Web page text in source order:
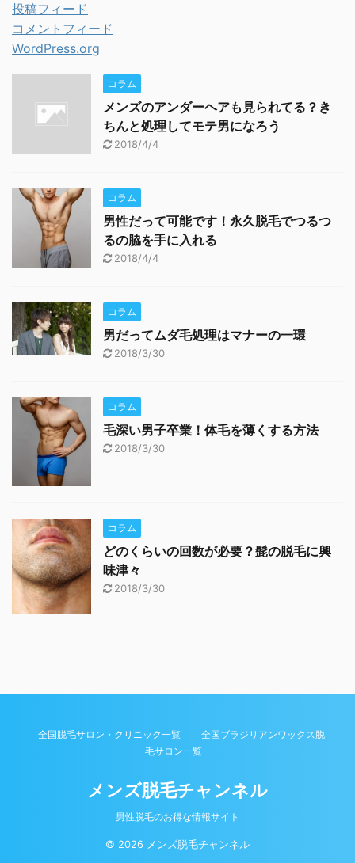
投稿フィード
コメントフィード
WordPress.org
コラム
メンズのアンダーヘアも見られてる？き
ちんと処理してモテ男になろう
2018/4/4
コラム
男性だって可能です！永久脱毛でつるつ
るの脇を手に入れる
2018/4/4
コラム
男だってムダ毛処理はマナーの一環
2018/3/30
コラム
毛深い男子卒業！体毛を薄くする方法
2018/3/30
コラム
どのくらいの回数が必要？髭の脱毛に興
味津々
2018/3/30
全国脱毛サロン・クリニック一覧
全国ブラジリアンワックス脱
毛サロン一覧
メンズ脱毛チャンネル
男性脱毛のお得な情報サイト
© 2026 メンズ脱毛チャンネル